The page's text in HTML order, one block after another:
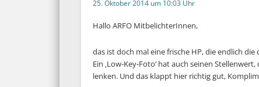
25. Oktober 2014 um 10:03 Uhr
Hallo ARFO MitbelichterInnen,
das ist doch mal eine frische HP, die endlich
Ein ‚Low-Key-Foto‘ hat auch seinen
lenken. Und das klappt hier richtig gut,